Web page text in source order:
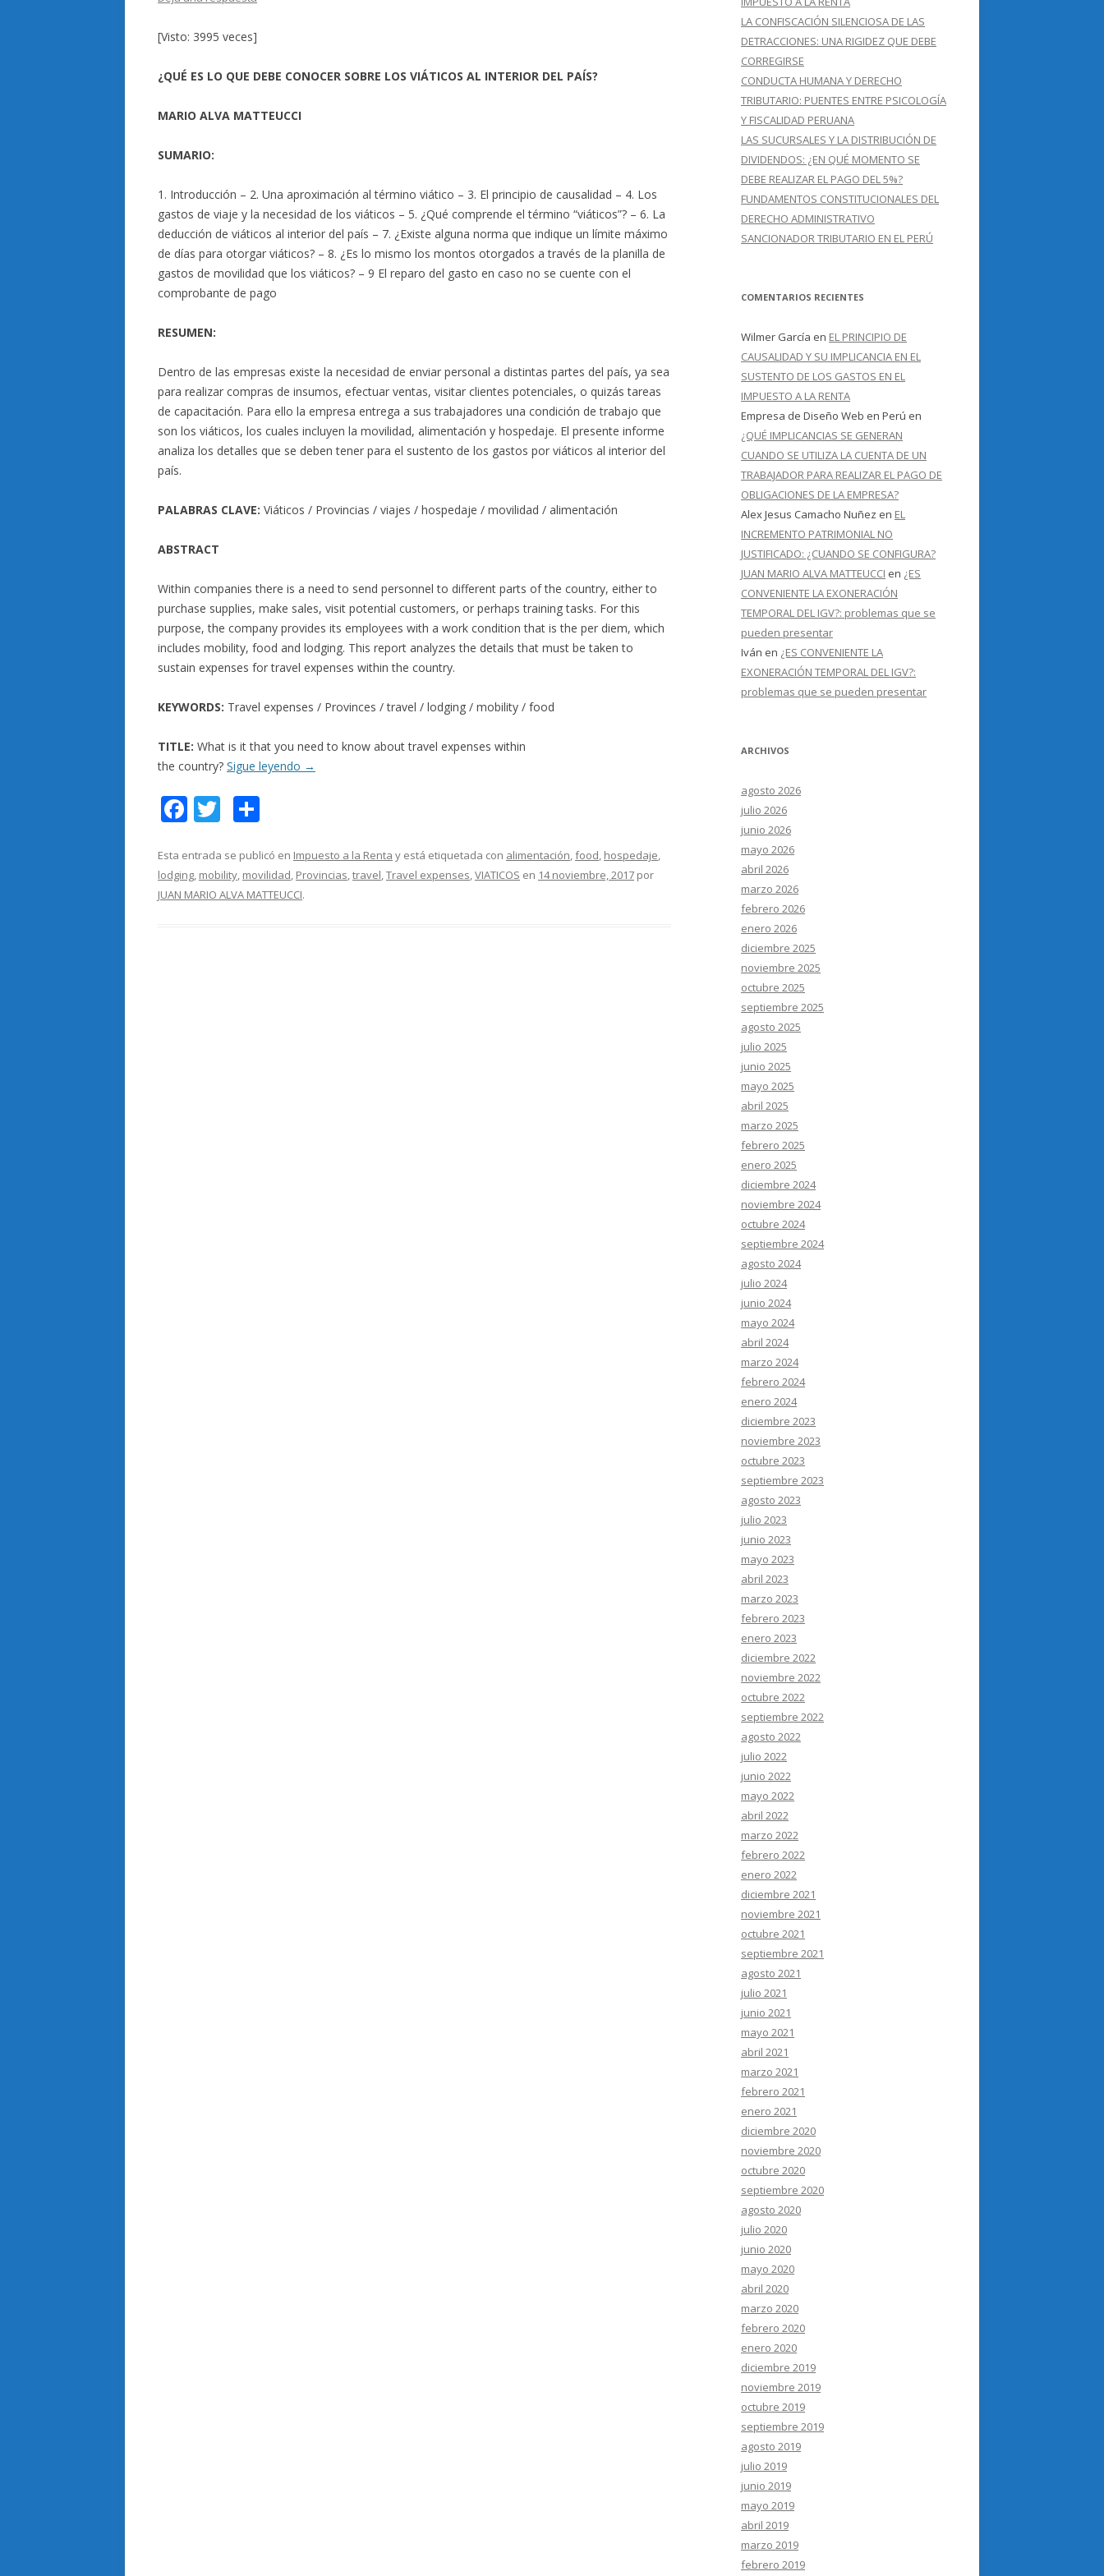
[Visto: 3995 veces]
¿QUÉ ES LO QUE DEBE CONOCER SOBRE LOS VIÁTICOS AL INTERIOR DEL PAÍS?
MARIO ALVA MATTEUCCI
SUMARIO:
1. Introducción – 2. Una aproximación al término viático – 3. El principio de causalidad – 4. Los
gastos de viaje y la necesidad de los viáticos – 5. ¿Qué comprende el término “viáticos”? – 6. La
deducción de viáticos al interior del país – 7. ¿Existe alguna norma que indique un límite máximo
de días para otorgar viáticos? – 8. ¿Es lo mismo los montos otorgados a través de la planilla de
gastos de movilidad que los viáticos? – 9 El reparo del gasto en caso no se cuente con el
comprobante de pago
RESUMEN:
Dentro de las empresas existe la necesidad de enviar personal a distintas partes del país, ya sea
para realizar compras de insumos, efectuar ventas, visitar clientes potenciales, o quizás tareas
de capacitación. Para ello la empresa entrega a sus trabajadores una condición de trabajo que
son los viáticos, los cuales incluyen la movilidad, alimentación y hospedaje. El presente informe
analiza los detalles que se deben tener para el sustento de los gastos por viáticos al interior del
país.
PALABRAS CLAVE: Viáticos / Provincias / viajes / hospedaje / movilidad / alimentación
ABSTRACT
Within companies there is a need to send personnel to different parts of the country, either to
purchase supplies, make sales, visit potential customers, or perhaps training tasks. For this
purpose, the company provides its employees with a work condition that is the per diem, which
includes mobility, food and lodging. This report analyzes the details that must be taken to
sustain expenses for travel expenses within the country.
KEYWORDS: Travel expenses / Provinces / travel / lodging / mobility / food
TITLE: What is it that you need to know about travel expenses within
the country? Sigue leyendo →
F
e
b
T
itt
er
m
p
Esta entrada se publicó en Impuesto a la Renta y está etiquetada con alimentación,food, hospedaje,
lodging, mobility, movilidad, Provincias,travel,Travel expenses,VIATICOS en 14 noviembre, 2017 por
JUAN MARIO ALVA MATTEUCCI.
LA CONFISCACIÓN SILENCIOSA DE LAS
DETRACCIONES: UNA RIGIDEZ QUE DEBE
CORREGIRSE
CONDUCTA HUMANA Y DERECHO
TRIBUTARIO: PUENTES ENTRE PSICOLOGÍA
Y FISCALIDAD PERUANA
LAS SUCURSALES Y LA DISTRIBUCIÓN DE
DIVIDENDOS: ¿EN QUÉ MOMENTO SE
DEBE REALIZAR EL PAGO DEL 5%?
FUNDAMENTOS CONSTITUCIONALES DEL
DERECHO ADMINISTRATIVO
SANCIONADOR TRIBUTARIO EN EL PERÚ
COMENTARIOS RECIENTES
Wilmer García en EL PRINCIPIO DE
CAUSALIDAD Y SU IMPLICANCIA EN EL
SUSTENTO DE LOS GASTOS EN EL
IMPUESTO A LA RENTA
Empresa de Diseño Web en Perú en
¿QUÉ IMPLICANCIAS SE GENERAN
CUANDO SE UTILIZA LA CUENTA DE UN
TRABAJADOR PARA REALIZAR EL PAGO DE
OBLIGACIONES DE LA EMPRESA?
Alex Jesus Camacho Nuñez en EL
INCREMENTO PATRIMONIAL NO
JUSTIFICADO: ¿CUANDO SE CONFIGURA?
JUAN MARIO ALVA MATTEUCCI en ¿ES
CONVENIENTE LA EXONERACIÓN
TEMPORAL DEL IGV?: problemas que se
pueden presentar
Iván en ¿ES CONVENIENTE LA
EXONERACIÓN TEMPORAL DEL IGV?:
problemas que se pueden presentar
ARCHIVOS
agosto 2026
julio 2026
junio 2026
mayo 2026
abril 2026
marzo 2026
febrero 2026
enero 2026
diciembre 2025
noviembre 2025
octubre 2025
septiembre 2025
agosto 2025
julio 2025
junio 2025
mayo 2025
abril 2025
marzo 2025
febrero 2025
enero 2025
diciembre 2024
noviembre 2024
octubre 2024
septiembre 2024
agosto 2024
julio 2024
junio 2024
mayo 2024
abril 2024
marzo 2024
febrero 2024
enero 2024
diciembre 2023
noviembre 2023
octubre 2023
septiembre 2023
agosto 2023
julio 2023
junio 2023
mayo 2023
abril 2023
marzo 2023
febrero 2023
enero 2023
diciembre 2022
noviembre 2022
octubre 2022
septiembre 2022
agosto 2022
julio 2022
junio 2022
mayo 2022
abril 2022
marzo 2022
febrero 2022
enero 2022
diciembre 2021
noviembre 2021
octubre 2021
septiembre 2021
agosto 2021
julio 2021
junio 2021
mayo 2021
abril 2021
marzo 2021
febrero 2021
enero 2021
diciembre 2020
noviembre 2020
octubre 2020
septiembre 2020
agosto 2020
julio 2020
junio 2020
mayo 2020
abril 2020
marzo 2020
febrero 2020
enero 2020
diciembre 2019
noviembre 2019
octubre 2019
septiembre 2019
agosto 2019
julio 2019
junio 2019
mayo 2019
abril 2019
marzo 2019
febrero 2019